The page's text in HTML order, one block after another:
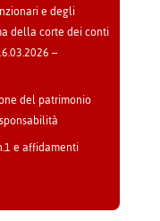
e degli
della corte dei conti
–
del patrimonio
e affidamenti